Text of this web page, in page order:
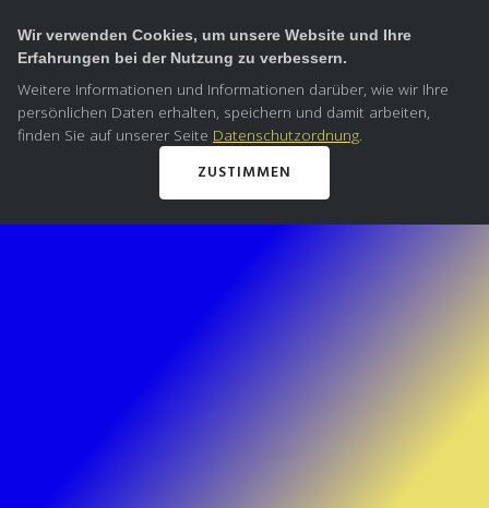
Wir verwenden Cookies, um unsere Website und Ihre
Erfahrungen bei der Nutzung zu verbessern.
Weitere Informationen und Informationen darüber, wie wir Ihre
persönlichen Daten erhalten, speichern und damit arbeiten,
finden Sie auf unserer Seite Datenschutzordnung.
ZUSTIMMEN